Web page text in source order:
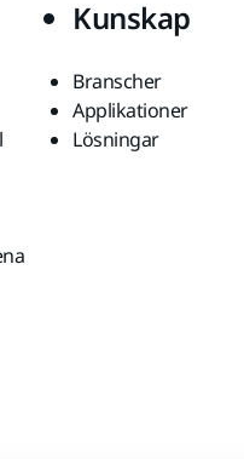
Kunskap
Branscher
Applikationer
Lösningar